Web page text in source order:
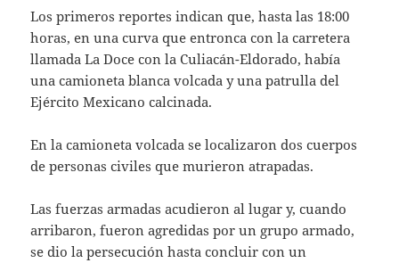
Los primeros reportes indican que, hasta las 18:00
horas, en una curva que entronca con la carretera
llamada La Doce con la Culiacán-Eldorado, había
una camioneta blanca volcada y una patrulla del
Ejército Mexicano calcinada.
En la camioneta volcada se localizaron dos cuerpos
de personas civiles que murieron atrapadas.
Las fuerzas armadas acudieron al lugar y, cuando
arribaron, fueron agredidas por un grupo armado,
se dio la persecución hasta concluir con un